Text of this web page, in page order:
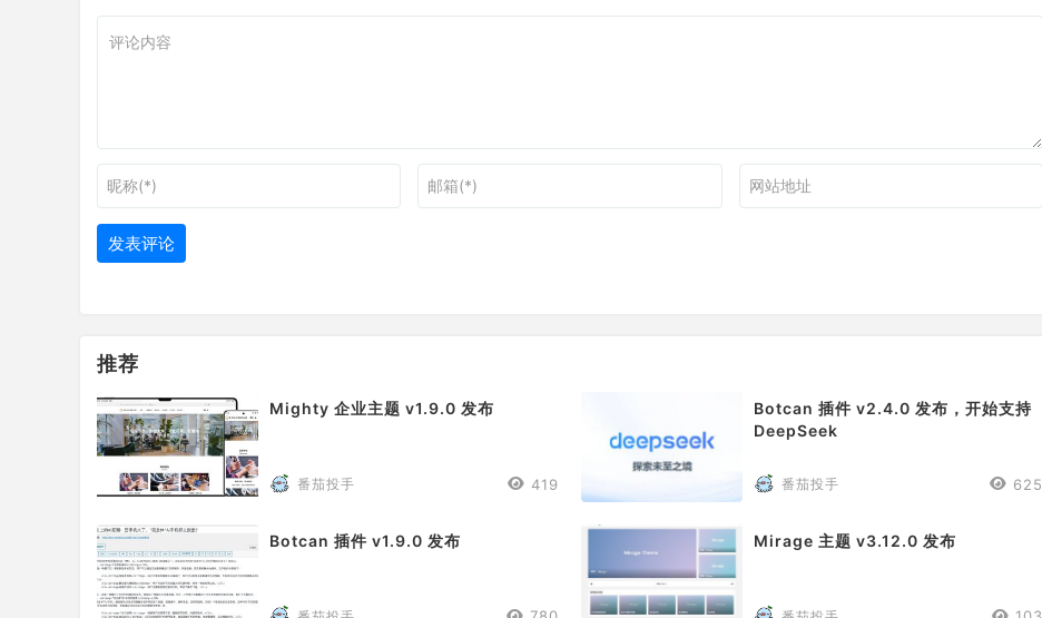
推荐
Mighty 企业主题 v1.9.0 发布
番茄投手 419
Botcan 插件 v2.4.0 发布，开始支持
DeepSeek
番茄投手 625
Botcan 插件 v1.9.0 发布 Mirage 主题 v3.12.0 发布